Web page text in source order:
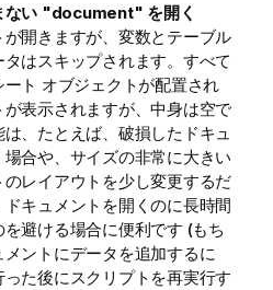
ない "document" を開く
が開きますが、変数とテーブル
タはスキップされます。すべて
ト オブジェクトが配置され
が表示されますが、中身は空で
、たとえば、破損したドキュ
場合や、サイズの非常に大きい
のレイアウトを少し変更するだ
キュメントを開くのに長時間
避ける場合に便利です (もち
メントにデータを追加するに
た後にスクリプトを再実行す